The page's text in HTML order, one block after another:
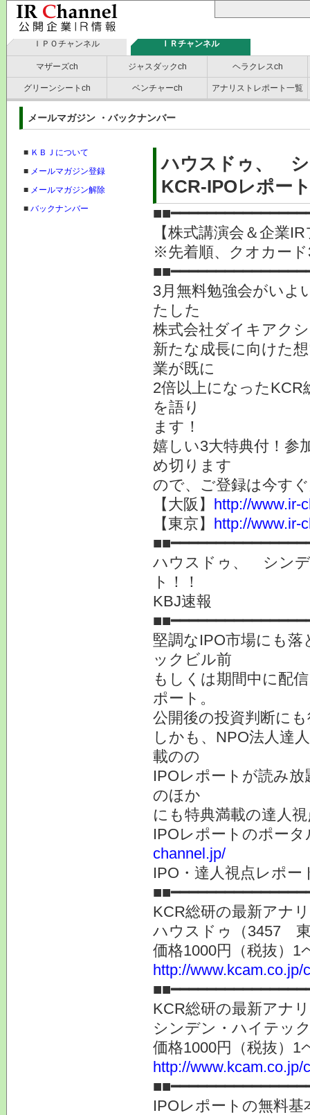
ＩＰＯチャンネル ＩＲチャンネル
マザーズch ジャスダックch ヘラクレスch
グリーンシートch ベンチャーch アナリストレポート一覧
メールマガジン ・バックナンバー
■ ＫＢＪについて
■ メールマガジン登録
■ メールマガジン解除
■ バックナンバー
ハウスドゥ、 シ
KCR-IPOレポー
【株式講演会＆企業
※先着順、クオカ
3月無料勉強会がいよ
たした
株式会社ダイキアク
新たな成長に向けた
業が既に
2倍以上になったKCR
を語り
ます！
嬉しい3大特典付！参
め切ります
ので、ご登録は今す
【大阪】 http://www.ir-
【東京】 http://www.ir-
ハウスドゥ、 シンデ
ト！！
KBJ速報
堅調なIPO市場にも
ックビル前
もしくは期間中に配
ポート。
公開後の投資判断に
しかも、NPO法人達
載のの
IPOレポートが読み
のほか
にも特典満載の達人
IPOレポートのポー
channel.jp/
IPO・達人視点レポ
KCR総研の最新アナ
ハウスドゥ（3457
価格1000円（税抜）1
http://www.kcam.co.jp/
KCR総研の最新アナ
シンデン・ハイテッ
価格1000円（税抜）1
http://www.kcam.co.jp/
IPOレポートの無料